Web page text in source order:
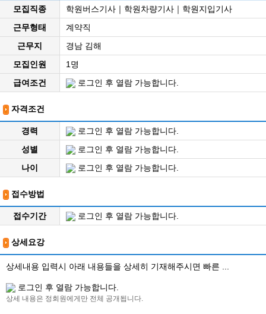
모집직종
학원버스기사｜학원차량기사｜학원지입기사
근무형태
계약직
근무지
경남 김해
모집인원
1명
급여조건
로그인 후 열람 가능합니다.
자격조건
경력
로그인 후 열람 가능합니다.
성별
로그인 후 열람 가능합니다.
나이
로그인 후 열람 가능합니다.
접수방법
접수기간 로그인 후 열람 가능합니다.
상세요강
상세내용 입력시 아래 내용들을 상세히 기재해주시면 빠른 ...
로그인 후 열람 가능합니다.
상세 내용은 정회원에게만 전체 공개됩니다.